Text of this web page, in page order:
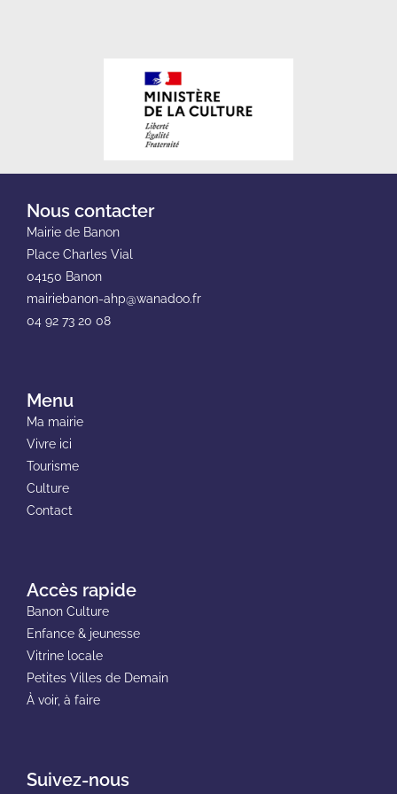
Nous contacter
Mairie de Banon
Place Charles Vial
04150 Banon
mairiebanon-ahp@wanadoo.fr
04 92 73 20 08
Menu
Ma mairie
Vivre ici
Tourisme
Culture
Contact
Accès rapide
Banon Culture
Enfance & jeunesse
Vitrine locale
Petites Villes de Demain
À voir, à faire
Suivez-nous